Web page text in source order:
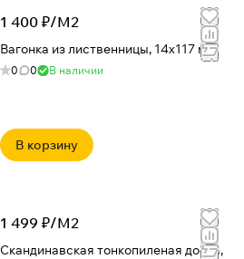
1 400 ₽/М2
Вагонка из лиственницы, 14x117 мм.
0 0 В наличии
В корзину
1 499 ₽/М2
Скандинавская тонкопиленая доска,